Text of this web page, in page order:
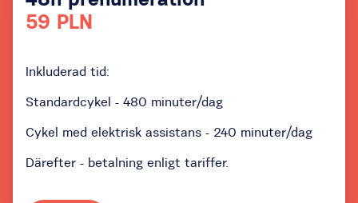
59 PLN
Inkluderad tid:
Standardcykel - 480 minuter/dag
Cykel med elektrisk assistans - 240 minuter/dag
Därefter - betalning enligt tariffer.